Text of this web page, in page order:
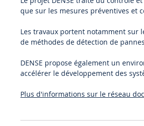
que sur les mesures préventives et
Les travaux portent notamment sur
de méthodes de détection de
DENSE propose également un
accélérer le développement des
Plus d'informations sur le réseau